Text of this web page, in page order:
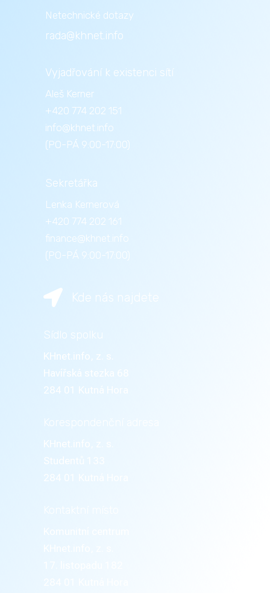
Netechnické dotazy
rada@khnet.info
Vyjadřování k existenci sítí
Aleš Kerner
+420 774 202 151
info@khnet.info
(PO-PÁ 9:00-17:00)
Sekretářka
Lenka Kernerová
+420 774 202 161
finance@khnet.info
(PO-PÁ 9:00-17:00)
 Kde nás najdete
Sídlo spolku
KHnet.info, z. s.
Havířská stezka 68
284 01 Kutná Hora
Korespondenční adresa
KHnet.info, z. s.
Studentů 133
284 01 Kutná Hora